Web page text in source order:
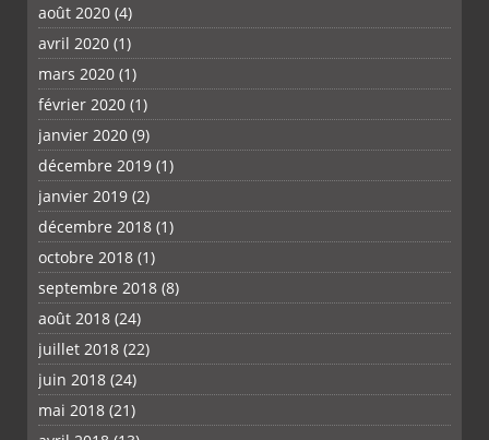
août 2020 (4)
avril 2020 (1)
mars 2020 (1)
février 2020 (1)
janvier 2020 (9)
décembre 2019 (1)
janvier 2019 (2)
décembre 2018 (1)
octobre 2018 (1)
septembre 2018 (8)
août 2018 (24)
juillet 2018 (22)
juin 2018 (24)
mai 2018 (21)